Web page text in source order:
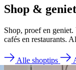
Shop & geniet
Shop, proef en
cafés en restaurants.
Alle shoptips